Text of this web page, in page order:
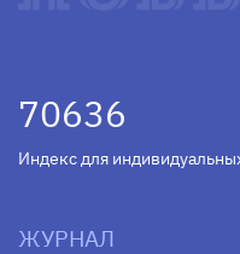
70636
Индекс для
ЖУРНАЛ